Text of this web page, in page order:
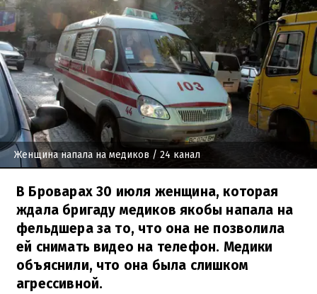
Женщина напала на медиков / 24 канал
В Броварах 30 июля женщина, которая
ждала бригаду медиков якобы напала на
фельдшера за то, что она не позволила
ей снимать видео на телефон. Медики
объяснили, что она была слишком
агрессивной.